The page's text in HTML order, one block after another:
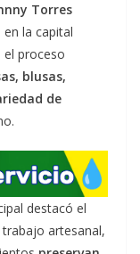
Torres
la capital
el proceso
blusas,
de
destacó el
artesanal,